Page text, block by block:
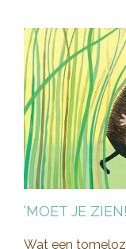
‘MOET JE
Wat een